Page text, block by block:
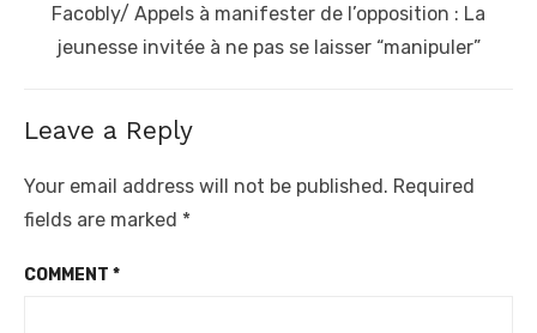
Next
post:
Facobly/ Appels à manifester de l’opposition : La
jeunesse invitée à ne pas se laisser “manipuler”
Leave a Reply
Your email address will not be published. Required
fields are marked *
COMMENT *